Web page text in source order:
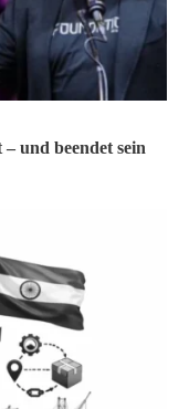
und beendet sein